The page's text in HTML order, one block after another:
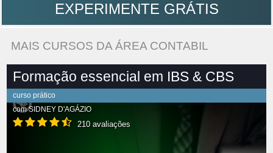
EXPERIMENTE GRÁTIS
MAIS CURSOS DA ÁREA CONTABIL
Formação essencial em IBS & CBS
curso prático
comSIDNEY D'AGÁZIO
210 avaliações